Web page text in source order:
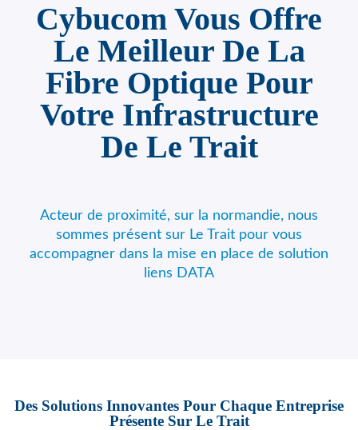
Cybucom Vous Offre
Le Meilleur De La
Fibre Optique Pour
Votre Infrastructure
De Le Trait
Acteur de proximité, sur la normandie, nous
sommes présent sur Le Trait pour vous
accompagner dans la mise en place de solution
liens DATA
Des Solutions Innovantes Pour Chaque Entreprise
Présente Sur Le Trait